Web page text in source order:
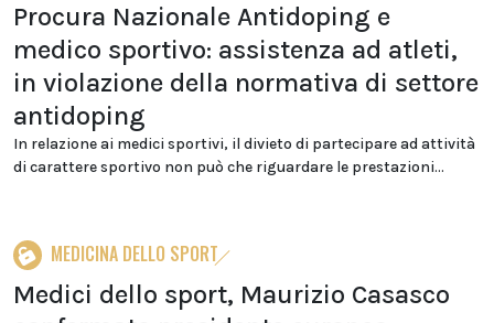
Procura Nazionale Antidoping e
medico sportivo: assistenza ad atleti,
in violazione della normativa di settore
antidoping
In relazione ai medici sportivi, il divieto di partecipare ad attività
di carattere sportivo non può che riguardare le prestazioni...
MEDICINA DELLO SPORT
Medici dello sport, Maurizio Casasco